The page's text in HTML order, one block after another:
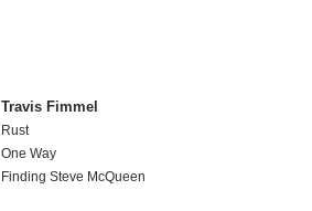
Travis Fimmel
Rust
One Way
Finding Steve McQueen